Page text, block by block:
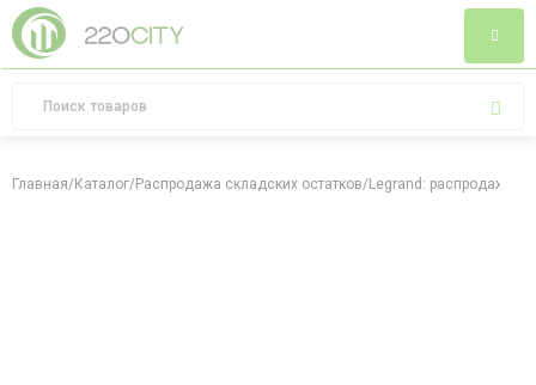
Главная/Каталог/Распродажа складских остатков/Legrand: распродажа